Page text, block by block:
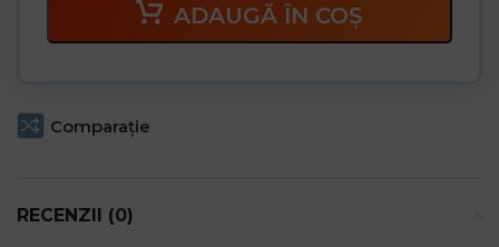
ADAUGĂ ÎN COȘ
Comparaţie
RECENZII (0)